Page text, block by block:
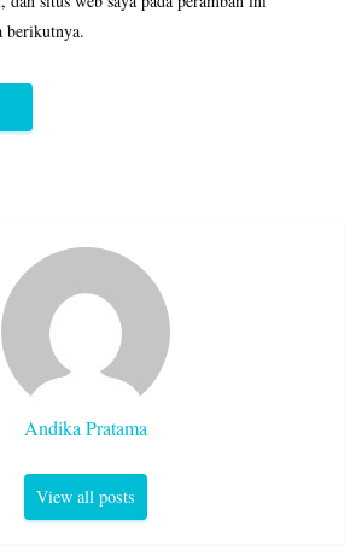
berikutnya.
Andika Pratama
View all posts